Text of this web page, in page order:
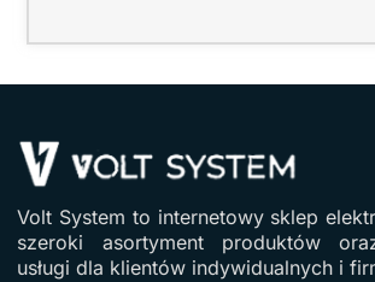
Volt System to internetowy sklep
szeroki asortyment produktów
usługi dla klientów indywidualnych i